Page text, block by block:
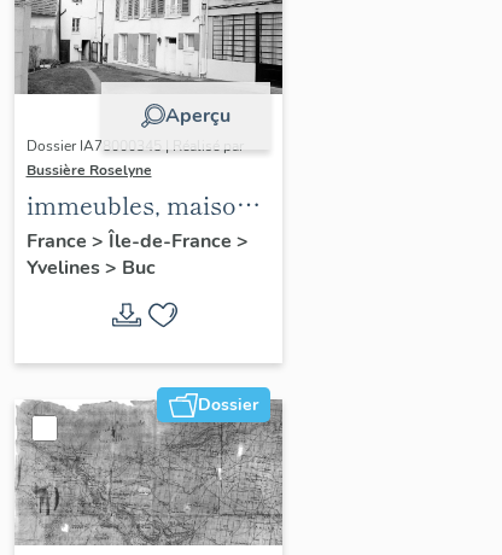
Aperçu
Dossier IA78000345 | Réalisé par
Bussière Roselyne
immeubles, maisons,
fermes
France > Île-de-France >
Yvelines> Buc
Dossier